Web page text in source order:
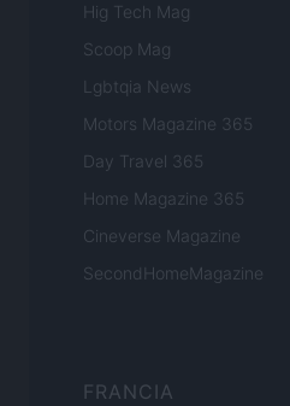
Hig Tech Mag
Scoop Mag
Lgbtqia News
Motors Magazine 365
Day Travel 365
Home Magazine 365
Cineverse Magazine
SecondHomeMagazine
FRANCIA